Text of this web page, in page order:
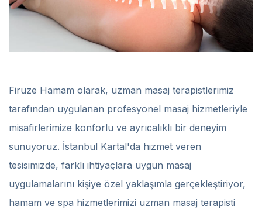
Firuze Hamam olarak, uzman masaj terapistlerimiz
tarafından uygulanan profesyonel masaj hizmetleriyle
misafirlerimize konforlu ve ayrıcalıklı bir deneyim
sunuyoruz. İstanbul Kartal'da hizmet veren
tesisimizde, farklı ihtiyaçlara uygun masaj
uygulamalarını kişiye özel yaklaşımla gerçekleştiriyor,
hamam ve spa hizmetlerimizi uzman masaj terapisti